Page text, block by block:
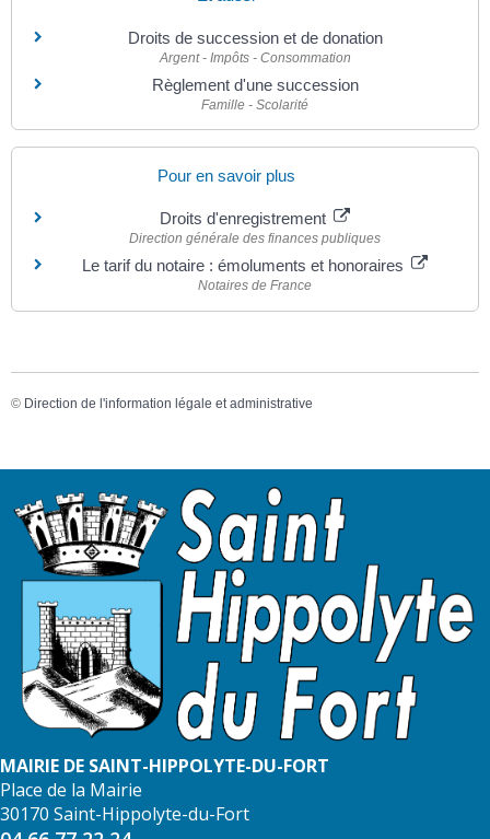
Droits de succession et de donation
Argent - Impôts - Consommation
Règlement d'une succession
Famille - Scolarité
Pour en savoir plus
Droits d'enregistrement
Direction générale des finances publiques
Le tarif du notaire : émoluments et honoraires
Notaires de France
© Direction de l'information légale et administrative
MAIRIE DE SAINT-HIPPOLYTE-DU-FORT
Place de la Mairie
30170 Saint-Hippolyte-du-Fort